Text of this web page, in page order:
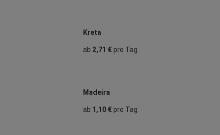
Kreta
ab 2,71 €pro Tag
Madeira
ab 1,10 €pro Tag